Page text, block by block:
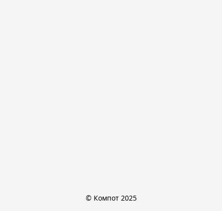
© Компот 2025